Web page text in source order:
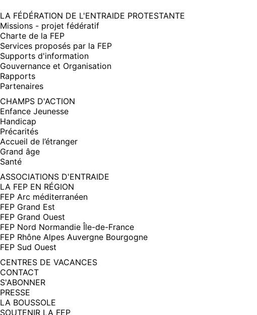
LA FÉDÉRATION DE L'ENTRAIDE PROTESTANTE
Missions - projet fédératif
Charte de la FEP
Services proposés par la FEP
Supports d'information
Gouvernance et Organisation
Rapports
Partenaires
CHAMPS D'ACTION
Enfance Jeunesse
Handicap
Précarités
Accueil de l’étranger
Grand âge
Santé
ASSOCIATIONS D'ENTRAIDE
LA FEP EN RÉGION
FEP Arc méditerranéen
FEP Grand Est
FEP Grand Ouest
FEP Nord Normandie Île-de-France
FEP Rhône Alpes Auvergne Bourgogne
FEP Sud Ouest
CENTRES DE VACANCES
CONTACT
S'ABONNER
PRESSE
LA BOUSSOLE
SOUTENIR LA FEP